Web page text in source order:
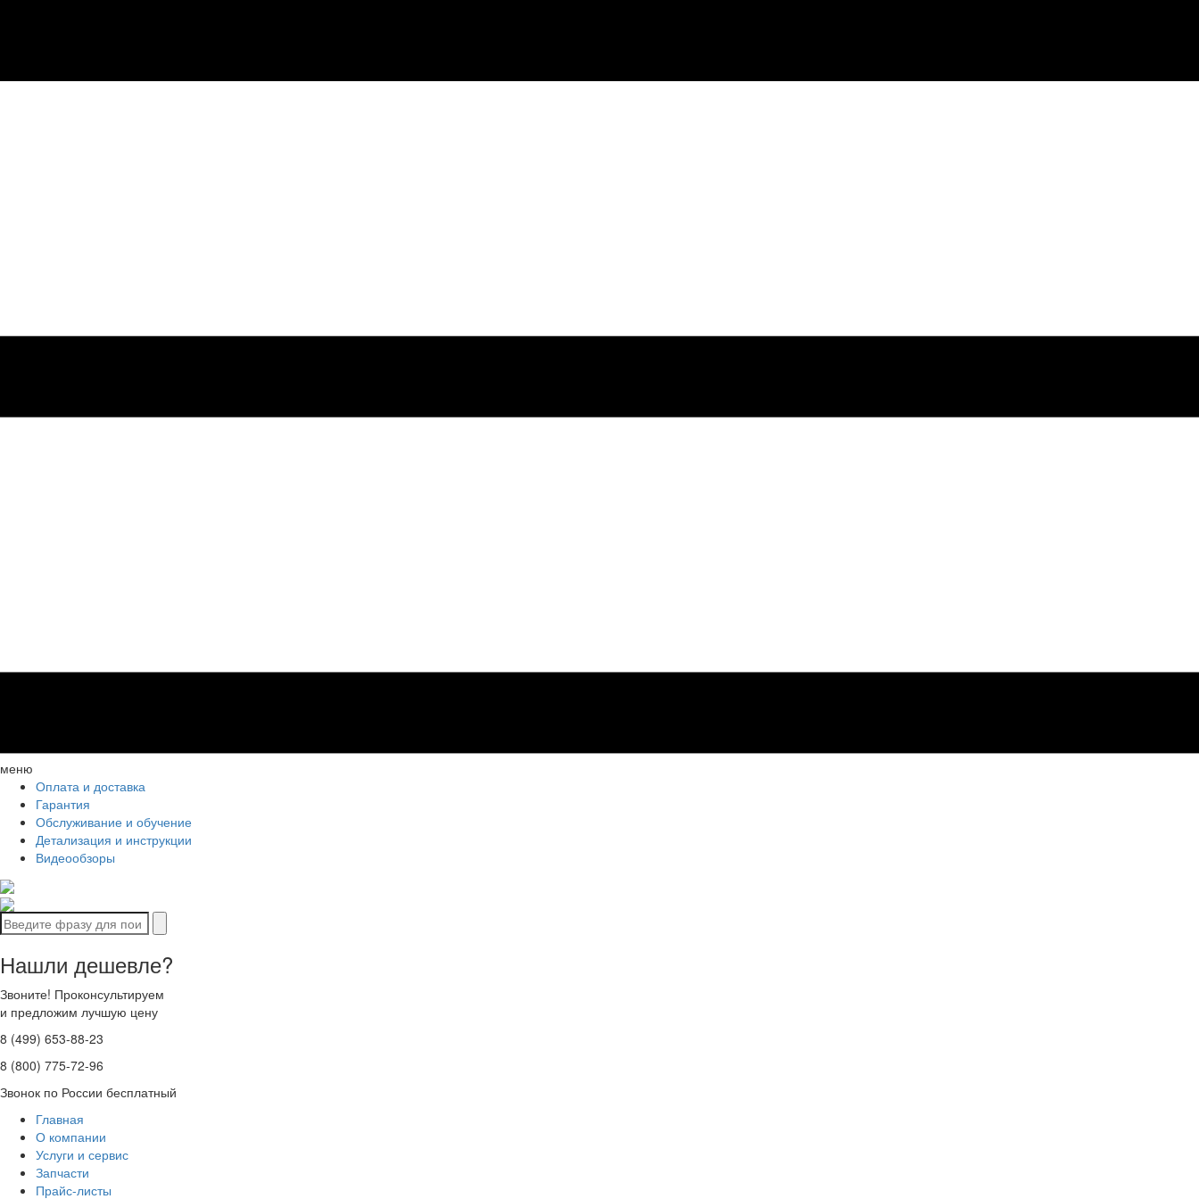
меню
Оплата и доставка
Гарантия
Обслуживание и обучение
Детализация и инструкции
Видеообзоры
Нашли дешевле?
Звоните! Проконсультируем
и предложим лучшую цену
8 (499) 653-88-23
8 (800) 775-72-96
Звонок по России бесплатный
Главная
О компании
Услуги и сервис
Запчасти
Прайс-листы